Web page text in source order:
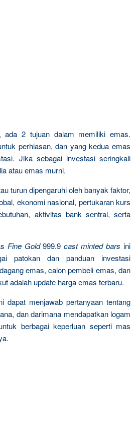
ada 2 tujuan dalam memiliki emas.
perhiasan, dan yang kedua emas
Jika sebagai investasi seringkali
atau emas murni.
turun dipengaruhi oleh banyak faktor,
ekonomi nasional, pertukaran kurs
aktivitas bank sentral, serta
Fine Gold999.9cast minted barsini
patokan dan panduan investasi
emas, calon pembeli emas, dan
adalah update harga emas terbaru.
dapat menjawab pertanyaan tentang
dan darimana mendapatkan logam
berbagai keperluan seperti mas